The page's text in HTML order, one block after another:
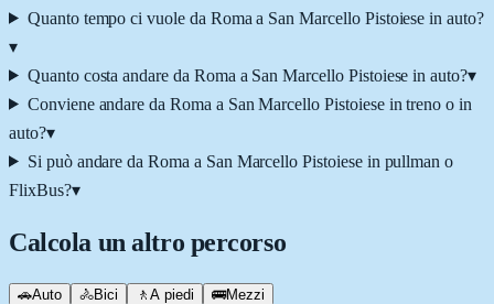
Quanto tempo ci vuole da Roma a San Marcello Pistoiese in auto?
▾
Quanto costa andare da Roma a San Marcello Pistoiese in auto?▾
Conviene andare da Roma a San Marcello Pistoiese in treno o in
auto?▾
Si può andare da Roma a San Marcello Pistoiese in pullman o
FlixBus?▾
Calcola un altro percorso
🚗Auto 🚴Bici 🚶 A piedi 🚌Mezzi